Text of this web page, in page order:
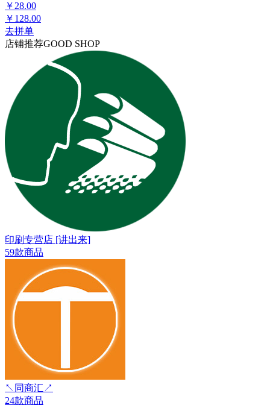
￥28.00
￥128.00
去拼单
店铺推荐GOOD SHOP
印刷专营店 [讲出来]
59款商品
↖同商汇↗
24款商品